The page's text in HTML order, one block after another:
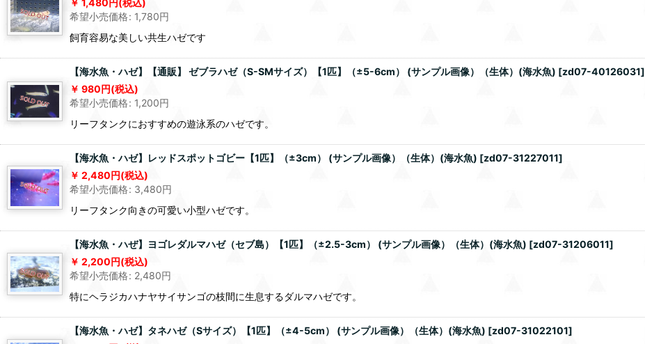
希望小売価格: 1,780円
飼育容易な美しい共生ハゼです
【海水魚・ハゼ】【通販】 ゼブラハゼ（S-SMサイズ）【1匹】（±5-6cm） (サンプル画像）（生体）(海水魚) [zd07-40126031]
980円(税込)
希望小売価格: 1,200円
リーフタンクにおすすめの遊泳系のハゼです。
【海水魚・ハゼ】レッドスポットゴビー【1匹】（±3cm） (サンプル画像）（生体）(海水魚) [zd07-31227011]
2,480円(税込)
希望小売価格: 3,480円
リーフタンク向きの可愛い小型ハゼです。
【海水魚・ハぜ】ヨゴレダルマハゼ（セブ島）【1匹】（±2.5-3cm） (サンプル画像）（生体）(海水魚) [zd07-31206011]
2,200円(税込)
希望小売価格: 2,480円
特にヘラジカハナヤサイサンゴの枝間に生息するダルマハゼです。
【海水魚・ハゼ】タネハゼ（Sサイズ）【1匹】（±4-5cm） (サンプル画像）（生体）(海水魚) [zd07-31022101]